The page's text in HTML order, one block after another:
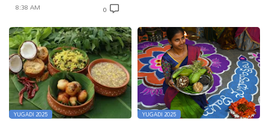
8:38 AM 0
YUGADI 2025 YUGADI 2025